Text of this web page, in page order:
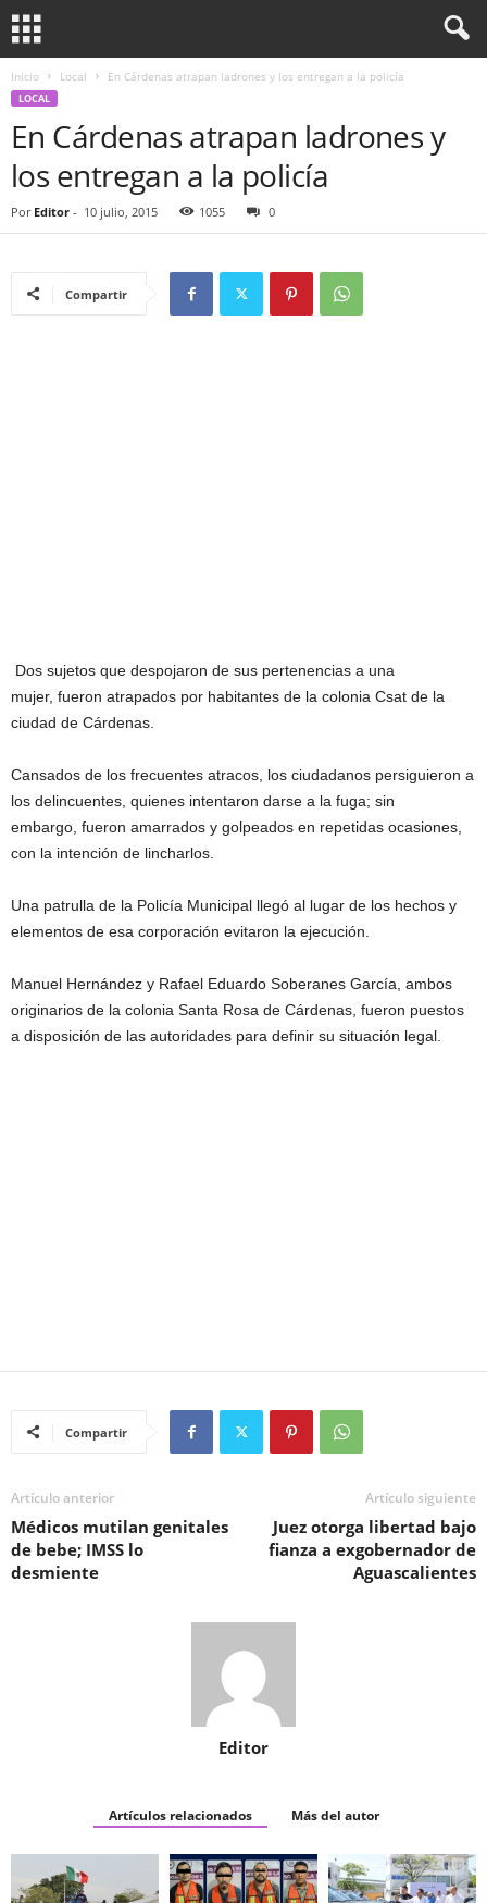
Inicio Local En Cárdenas atrapan ladrones y los entregan a la policía
LOCAL
En Cárdenas atrapan ladrones y
los entregan a la policía
Por Editor - 10 julio, 2015 1055 0
Compartir
Dos sujetos que despojaron de sus pertenencias a una
mujer, fueron atrapados por habitantes de la colonia Csat de la
ciudad de Cárdenas.
Cansados de los frecuentes atracos, los ciudadanos persiguieron a
los delincuentes, quienes intentaron darse a la fuga; sin
embargo, fueron amarrados y golpeados en repetidas ocasiones,
con la intención de lincharlos.
Una patrulla de la Policía Municipal llegó al lugar de los hechos y
elementos de esa corporación evitaron la ejecución.
Manuel Hernández y Rafael Eduardo Soberanes García, ambos
originarios de la colonia Santa Rosa de Cárdenas, fueron puestos
a disposición de las autoridades para definir su situación legal.
Compartir
Artículo anterior
Médicos mutilan genitales
de bebe; IMSS lo
desmiente
Artículo siguiente
Juez otorga libertad bajo
fianza a exgobernador de
Aguascalientes
Editor
Artículos relacionados Más del autor